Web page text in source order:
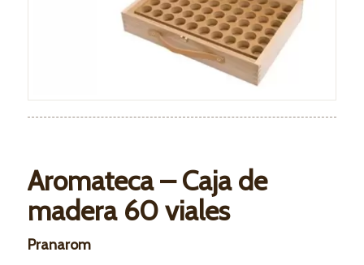
Aromateca – Caja de
madera 60 viales
Pranarom